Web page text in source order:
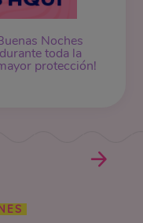
Noches
toda la
protección!